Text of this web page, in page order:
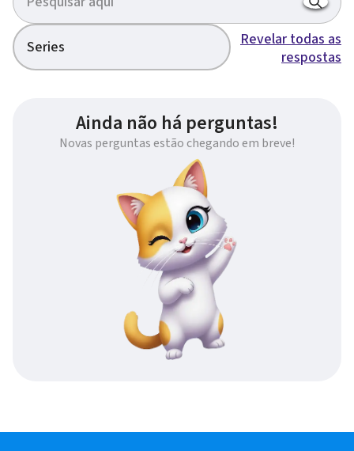
Series
Revelar todas as
respostas
Ainda não há perguntas!
Novas perguntas estão chegando em breve!